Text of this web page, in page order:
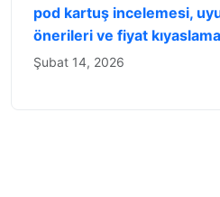
pod kartuş incelemesi,
önerileri ve fiyat
Şubat 14, 2026